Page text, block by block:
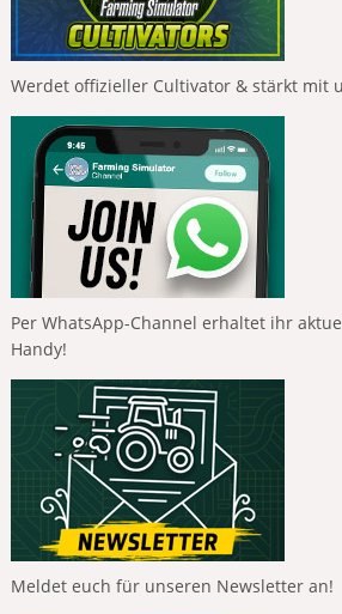
Werdet offizieller Cultivator & stärkt mit
Per WhatsApp-Channel erhaltet ihr
Handy!
Meldet euch für unseren Newsletter an!